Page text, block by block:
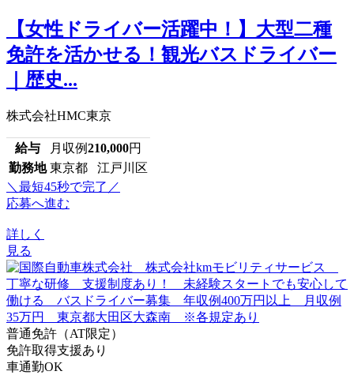
【女性ドライバー活躍中！】大型二種
免許を活かせる！観光バスドライバー
｜歴史...
株式会社HMC東京
給与 月収例210,000円
勤務地 東京都 江戸川区
＼最短45秒で完了／
応募へ進む
詳しく
見る
普通免許（AT限定）
免許取得支援あり
車通勤OK